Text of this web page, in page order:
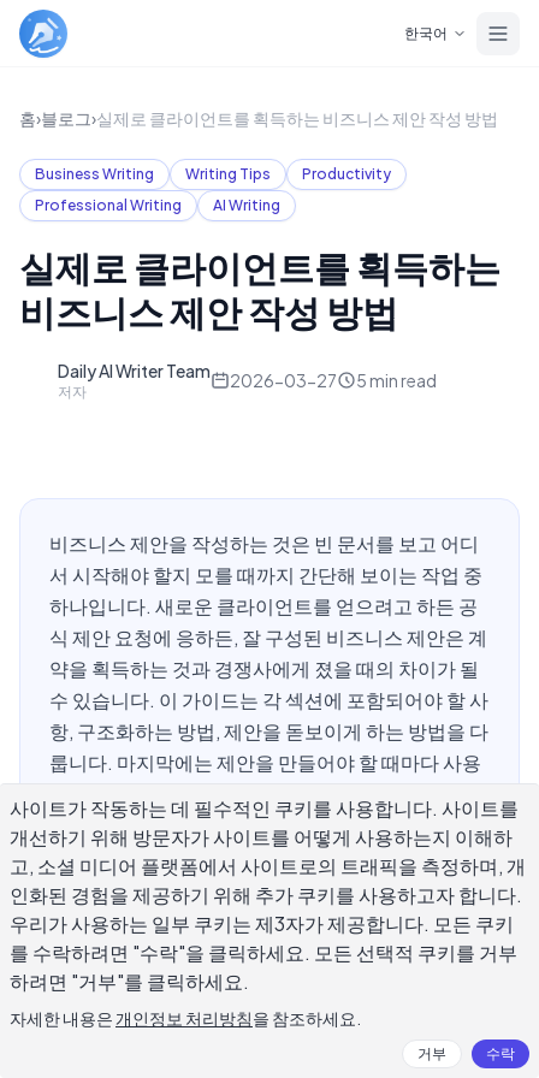
한국어
홈›블로그›실제로 클라이언트를 획득하는 비즈니스 제안 작성 방법
Business Writing Writing Tips
Productivity
Professional Writing
AI Writing
실제로 클라이언트를 획득하는
비즈니스 제안 작성 방법
Daily AI Writer Team
저자
2026-03-27 5 min read
비즈니스 제안을 작성하는 것은 빈 문서를 보고 어디
서 시작해야 할지 모를 때까지 간단해 보이는 작업 중
하나입니다. 새로운 클라이언트를 얻으려고 하든 공
식 제안 요청에 응하든, 잘 구성된 비즈니스 제안은 계
약을 획득하는 것과 경쟁사에게 졌을 때의 차이가 될
수 있습니다. 이 가이드는 각 섹션에 포함되어야 할 사
항, 구조화하는 방법, 제안을 돋보이게 하는 방법을 다
룹니다. 마지막에는 제안을 만들어야 할 때마다 사용
비즈니스 제안이란 무엇이고 언제 필요
한가요?
비즈니스 제안은 잠재 고객이나 파트너에게 보내는 문서로,
그들을 위해 무엇을 할 수 있는지, 어떻게 할 것인지, 얼마나
비용이 들 것인지를 설명합니다. 비즈니스 플랜과는 다릅니
사이트가 작동하는 데 필수적인 쿠키를 사용합니다. 사이트를
개선하기 위해 방문자가 사이트를 어떻게 사용하는지 이해하
고, 소셜 미디어 플랫폼에서 사이트로의 트래픽을 측정하며, 개
인화된 경험을 제공하기 위해 추가 쿠키를 사용하고자 합니다.
우리가 사용하는 일부 쿠키는 제3자가 제공합니다. 모든 쿠키
를 수락하려면 "수락"을 클릭하세요. 모든 선택적 쿠키를 거부
하려면 "거부"를 클릭하세요.
자세한 내용은 개인정보 처리방침을 참조하세요.
거부 수락